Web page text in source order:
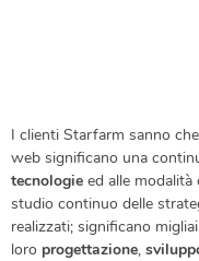
I clienti Starfarm sanno
web significano una
tecnologie ed alle modalità
studio continuo delle
realizzati; significano
loro progettazione,